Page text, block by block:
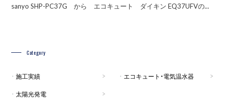
sanyo SHP-PC37G から エコキュート ダイキン EQ37UFVの...
Category
施工実績
エコキュート・電気温水器
太陽光発電